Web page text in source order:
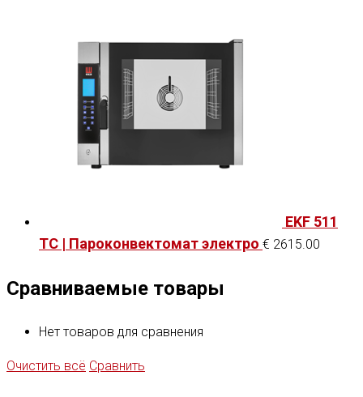
EKF 511
TC | Пароконвектомат электро € 2615.00
Сравниваемые товары
Нет товаров для сравнения
Очистить всё Сравнить